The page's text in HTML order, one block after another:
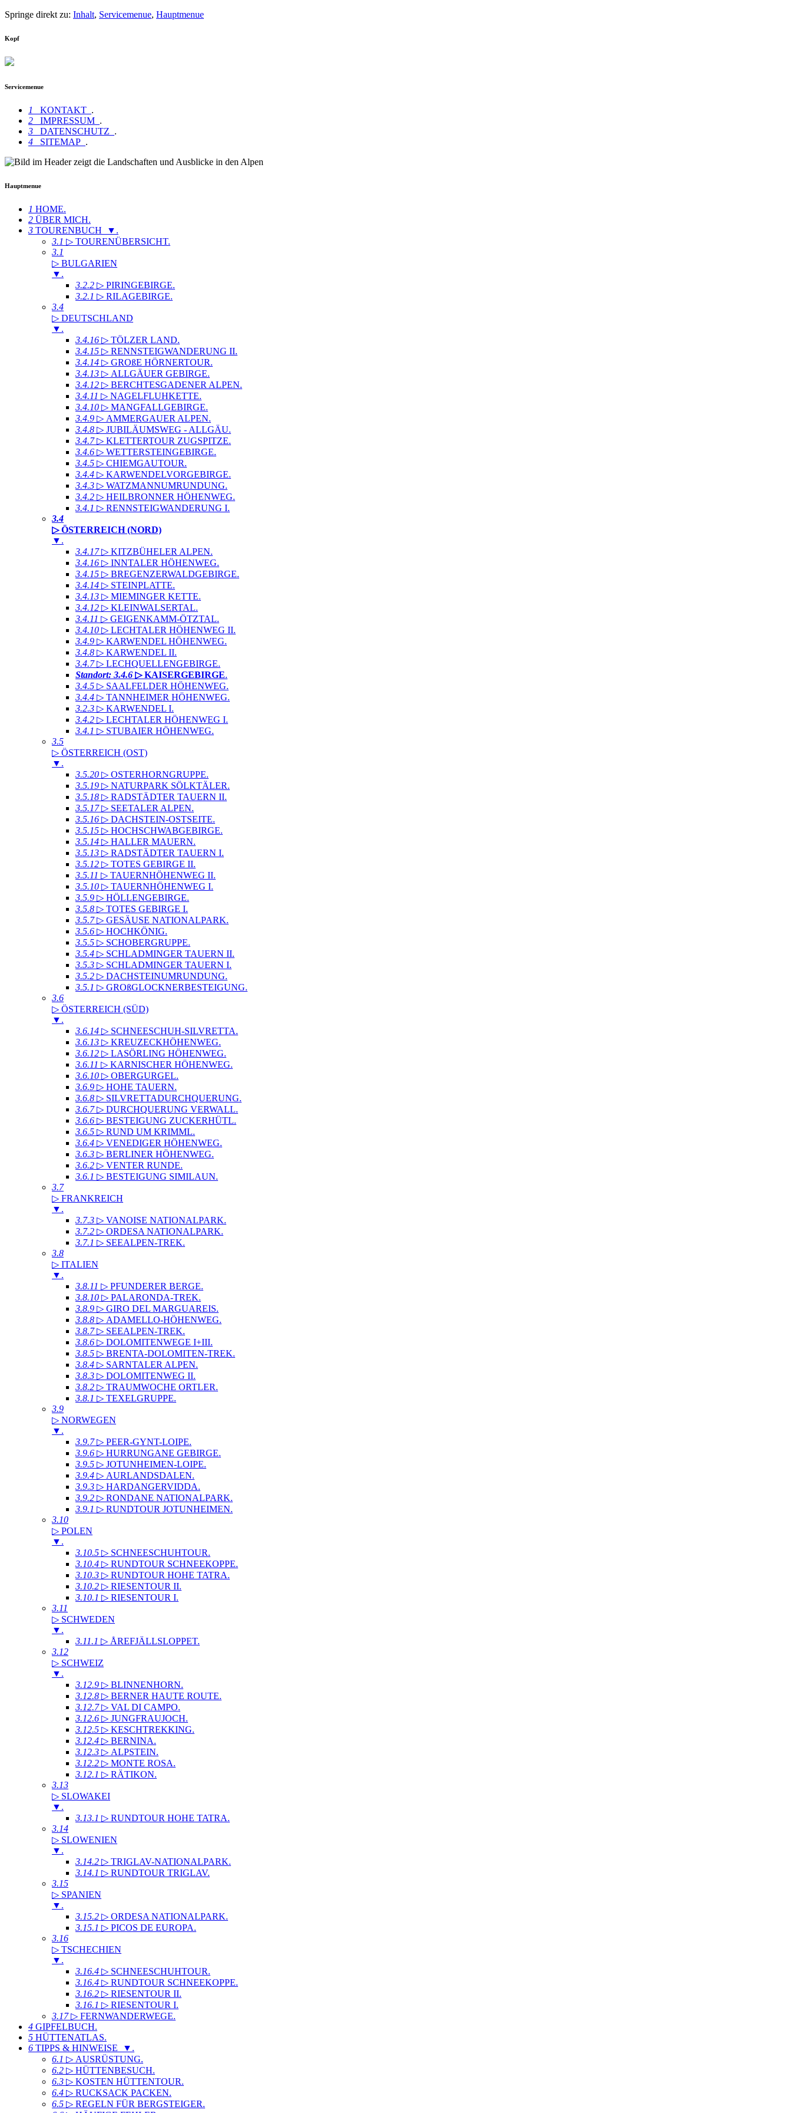
Springe direkt zu: Inhalt, Servicemenue, Hauptmenue
Kopf
Servicemenue
1 KONTAKT .
2
IMPRESSUM .
3
DATENSCHUTZ .
4
SITEMAP .
Hauptmenue
1 HOME.
2 ÜBER MICH.
3 TOURENBUCH ▼ .
3.1 ▷ TOURENÜBERSICHT.
3.1
▷ BULGARIEN
▼ .
3.2.2 ▷ PIRINGEBIRGE.
3.2.1 ▷ RILAGEBIRGE.
3.4
▷ DEUTSCHLAND
▼ .
3.4.16 ▷ TÖLZER LAND.
3.4.15 ▷ RENNSTEIGWANDERUNG II.
3.4.14 ▷ GROßE HÖRNERTOUR.
3.4.13 ▷ ALLGÄUER GEBIRGE.
3.4.12 ▷ BERCHTESGADENER ALPEN.
3.4.11 ▷ NAGELFLUHKETTE.
3.4.10 ▷ MANGFALLGEBIRGE.
3.4.9 ▷ AMMERGAUER ALPEN.
3.4.8 ▷ JUBILÄUMSWEG - ALLGÄU.
3.4.7▷ KLETTERTOUR ZUGSPITZE.
3.4.6 ▷ WETTERSTEINGEBIRGE.
3.4.5 ▷ CHIEMGAUTOUR.
3.4.4 ▷ KARWENDELVORGEBIRGE.
3.4.3 ▷ WATZMANNUMRUNDUNG.
3.4.2 ▷ HEILBRONNER HÖHENWEG.
3.4.1 ▷ RENNSTEIGWANDERUNG I.
3.4
▷ ÖSTERREICH (NORD)
▼ .
3.4.17▷ KITZBÜHELER ALPEN.
3.4.16 ▷ INNTALER HÖHENWEG.
3.4.15 ▷ BREGENZERWALDGEBIRGE.
3.4.14 ▷ STEINPLATTE.
3.4.13 ▷ MIEMINGER KETTE.
3.4.12 ▷ KLEINWALSERTAL.
3.4.11 ▷ GEIGENKAMM-ÖTZTAL.
3.4.10 ▷ LECHTALER HÖHENWEG II.
3.4.9 ▷ KARWENDEL HÖHENWEG.
3.4.8 ▷ KARWENDEL II.
3.4.7▷ LECHQUELLENGEBIRGE.
Standort: 3.4.6 ▷ KAISERGEBIRGE.
3.4.5 ▷ SAALFELDER HÖHENWEG.
3.4.4 ▷ TANNHEIMER HÖHENWEG.
3.2.3 ▷ KARWENDEL I.
3.4.2 ▷ LECHTALER HÖHENWEG I.
3.4.1 ▷ STUBAIER HÖHENWEG.
3.5
▷ ÖSTERREICH (OST)
▼ .
3.5.20 ▷ OSTERHORNGRUPPE.
3.5.19 ▷ NATURPARK SÖLKTÄLER.
3.5.18 ▷ RADSTÄDTER TAUERN II.
3.5.17▷ SEETALER ALPEN.
3.5.16 ▷ DACHSTEIN-OSTSEITE.
3.5.15 ▷ HOCHSCHWABGEBIRGE.
3.5.14 ▷ HALLER MAUERN.
3.5.13 ▷ RADSTÄDTER TAUERN I.
3.5.12 ▷ TOTES GEBIRGE II.
3.5.11 ▷ TAUERNHÖHENWEG II.
3.5.10 ▷ TAUERNHÖHENWEG I.
3.5.9 ▷ HÖLLENGEBIRGE.
3.5.8 ▷ TOTES GEBIRGE I.
3.5.7▷ GESÄUSE NATIONALPARK.
3.5.6 ▷ HOCHKÖNIG.
3.5.5 ▷ SCHOBERGRUPPE.
3.5.4 ▷ SCHLADMINGER TAUERN II.
3.5.3 ▷ SCHLADMINGER TAUERN I.
3.5.2 ▷ DACHSTEINUMRUNDUNG.
3.5.1 ▷ GROßGLOCKNERBESTEIGUNG.
3.6
▷ ÖSTERREICH (SÜD)
▼ .
3.6.14 ▷ SCHNEESCHUH-SILVRETTA.
3.6.13 ▷ KREUZECKHÖHENWEG.
3.6.12 ▷ LASÖRLING HÖHENWEG.
3.6.11 ▷ KARNISCHER HÖHENWEG.
3.6.10 ▷ OBERGURGEL.
3.6.9 ▷ HOHE TAUERN.
3.6.8 ▷ SILVRETTADURCHQUERUNG.
3.6.7▷ DURCHQUERUNG VERWALL.
3.6.6 ▷ BESTEIGUNG ZUCKERHÜTL.
3.6.5 ▷ RUND UM KRIMML.
3.6.4 ▷ VENEDIGER HÖHENWEG.
3.6.3 ▷ BERLINER HÖHENWEG.
3.6.2 ▷ VENTER RUNDE.
3.6.1 ▷ BESTEIGUNG SIMILAUN.
3.7
▷ FRANKREICH
▼ .
3.7.3 ▷ VANOISE NATIONALPARK.
3.7.2 ▷ ORDESA NATIONALPARK.
3.7.1 ▷ SEEALPEN-TREK.
3.8
▷ ITALIEN
▼ .
3.8.11 ▷ PFUNDERER BERGE.
3.8.10 ▷ PALARONDA-TREK.
3.8.9 ▷ GIRO DEL MARGUAREIS.
3.8.8 ▷ ADAMELLO-HÖHENWEG.
3.8.7▷ SEEALPEN-TREK.
3.8.6 ▷ DOLOMITENWEGE I+III.
3.8.5 ▷ BRENTA-DOLOMITEN-TREK.
3.8.4 ▷ SARNTALER ALPEN.
3.8.3 ▷ DOLOMITENWEG II.
3.8.2 ▷ TRAUMWOCHE ORTLER.
3.8.1 ▷ TEXELGRUPPE.
3.9
▷ NORWEGEN
▼ .
3.9.7▷ PEER-GYNT-LOIPE.
3.9.6 ▷ HURRUNGANE GEBIRGE.
3.9.5 ▷ JOTUNHEIMEN-LOIPE.
3.9.4 ▷ AURLANDSDALEN.
3.9.3 ▷ HARDANGERVIDDA.
3.9.2 ▷ RONDANE NATIONALPARK.
3.9.1 ▷ RUNDTOUR JOTUNHEIMEN.
3.10
▷ POLEN
▼ .
3.10.5 ▷ SCHNEESCHUHTOUR.
3.10.4 ▷ RUNDTOUR SCHNEEKOPPE.
3.10.3 ▷ RUNDTOUR HOHE TATRA.
3.10.2 ▷ RIESENTOUR II.
3.10.1 ▷ RIESENTOUR I.
3.11
▷ SCHWEDEN
▼ .
3.11.1 ▷ ÅREFJÄLLSLOPPET.
3.12
▷ SCHWEIZ
▼ .
3.12.9 ▷ BLINNENHORN.
3.12.8 ▷ BERNER HAUTE ROUTE.
3.12.7▷ VAL DI CAMPO.
3.12.6 ▷ JUNGFRAUJOCH.
3.12.5 ▷ KESCHTREKKING.
3.12.4 ▷ BERNINA.
3.12.3 ▷ ALPSTEIN.
3.12.2 ▷ MONTE ROSA.
3.12.1 ▷ RÄTIKON.
3.13
▷ SLOWAKEI
▼ .
3.13.1 ▷ RUNDTOUR HOHE TATRA.
3.14
▷ SLOWENIEN
▼ .
3.14.2 ▷ TRIGLAV-NATIONALPARK.
3.14.1 ▷ RUNDTOUR TRIGLAV.
3.15
▷ SPANIEN
▼ .
3.15.2 ▷ ORDESA NATIONALPARK.
3.15.1 ▷ PICOS DE EUROPA.
3.16
▷ TSCHECHIEN
▼ .
3.16.4 ▷ SCHNEESCHUHTOUR.
3.16.4 ▷ RUNDTOUR SCHNEEKOPPE.
3.16.2 ▷ RIESENTOUR II.
3.16.1 ▷ RIESENTOUR I.
3.17▷ FERNWANDERWEGE.
4 GIPFELBUCH.
5 HÜTTENATLAS.
6 TIPPS & HINWEISE ▼ .
6.1 ▷ AUSRÜSTUNG.
6.2 ▷ HÜTTENBESUCH.
6.3 ▷ KOSTEN HÜTTENTOUR.
6.4 ▷ RUCKSACK PACKEN.
6.5 ▷ REGELN FÜR BERGSTEIGER.